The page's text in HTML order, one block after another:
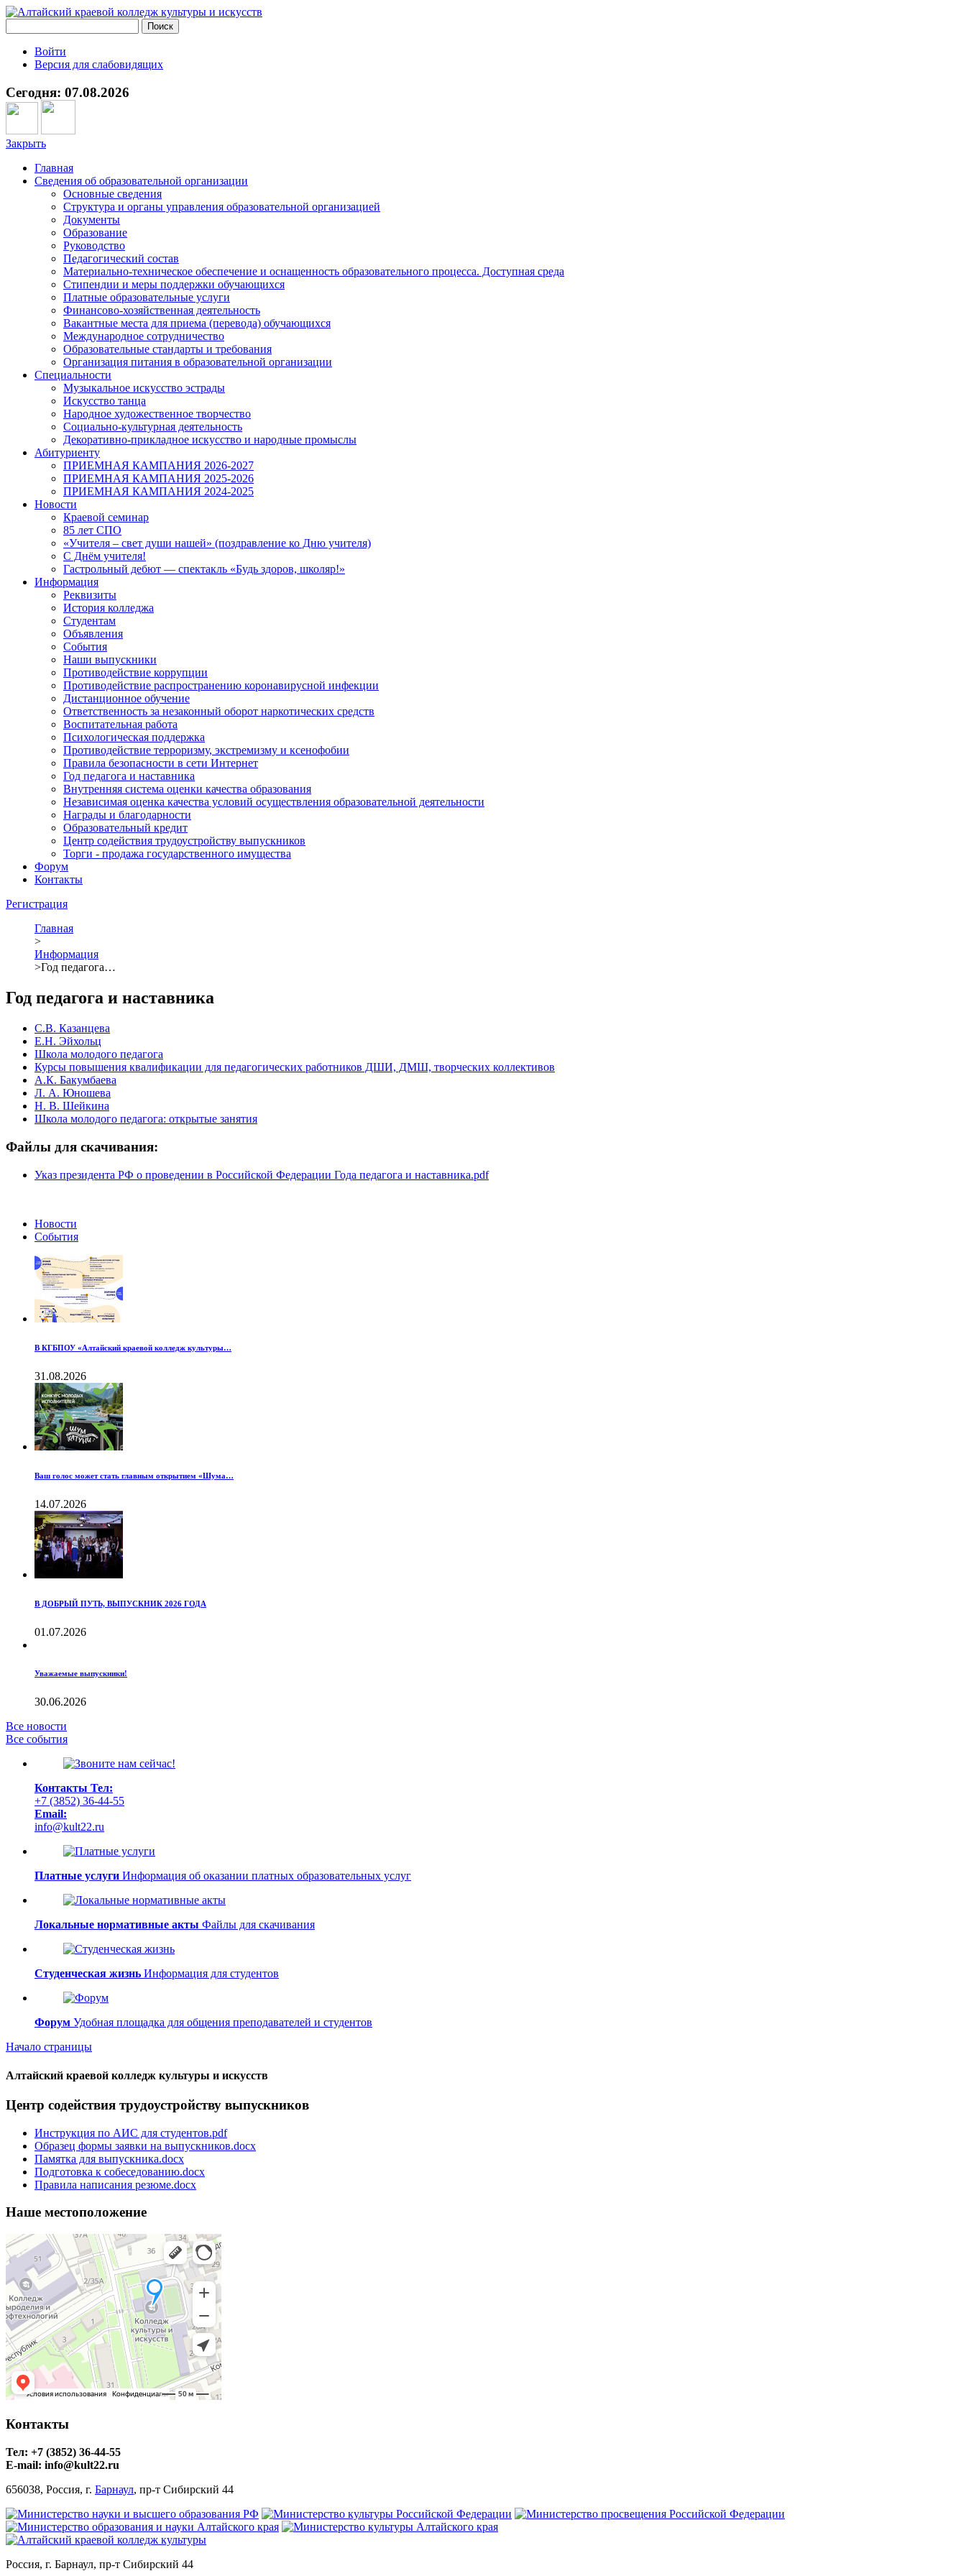
Войти
Версия для слабовидящих
Сегодня: 07.08.2026
Закрыть
Главная
Сведения об образовательной организации
Основные сведения
Структура и органы управления образовательной организацией
Документы
Образование
Руководство
Педагогический состав
Материально-техническое обеспечение и оснащенность образовательного процесса. Доступная среда
Стипендии и меры поддержки обучающихся
Платные образовательные услуги
Финансово-хозяйственная деятельность
Вакантные места для приема (перевода) обучающихся
Международное сотрудничество
Образовательные стандарты и требования
Организация питания в образовательной организации
Специальности
Музыкальное искусство эстрады
Искусство танца
Народное художественное творчество
Социально-культурная деятельность
Декоративно-прикладное искусство и народные промыслы
Абитуриенту
ПРИЕМНАЯ КАМПАНИЯ 2026-2027
ПРИЕМНАЯ КАМПАНИЯ 2025-2026
ПРИЕМНАЯ КАМПАНИЯ 2024-2025
Новости
Краевой семинар
85 лет СПО
«Учителя – свет души нашей» (поздравление ко Дню учителя)
С Днём учителя!
Гастрольный дебют — спектакль «Будь здоров, школяр!»
Информация
Реквизиты
История колледжа
Студентам
Объявления
События
Наши выпускники
Противодействие коррупции
Противодействие распространению коронавирусной инфекции
Дистанционное обучение
Ответственность за незаконный оборот наркотических средств
Воспитательная работа
Психологическая поддержка
Противодействие терроризму, экстремизму и ксенофобии
Правила безопасности в сети Интернет
Год педагога и наставника
Внутренняя система оценки качества образования
Независимая оценка качества условий осуществления образовательной деятельности
Награды и благодарности
Образовательный кредит
Центр содействия трудоустройству выпускников
Торги - продажа государственного имущества
Форум
Контакты
Регистрация
Главная
>
Информация
>Год педагога…
Год педагога и наставника
С.В. Казанцева
Е.Н. Эйхольц
Школа молодого педагога
Курсы повышения квалификации для педагогических работников ДШИ, ДМШ, творческих коллективов
А.К. Бакумбаева
Л. А. Юношева
Н. В. Шейкина
Школа молодого педагога: открытые занятия
Файлы для скачивания:
Указ президента РФ о проведении в Российской Федерации Года педагога и наставника.pdf
Новости
События
В КГБПОУ «Алтайский краевой колледж культуры…
31.08.2026
Ваш голос может стать главным открытием «Шума…
14.07.2026
В ДОБРЫЙ ПУТЬ, ВЫПУСКНИК 2026 ГОДА
01.07.2026
Уважаемые выпускники!
30.06.2026
Все новости
Все события
Контакты Тел:
+7 (3852) 36-44-55
Email:
info@kult22.ru
Платные услуги Информация об оказании платных образовательных услуг
Локальные нормативные акты Файлы для скачивания
Студенческая жизнь Информация для студентов
Форум Удобная площадка для общения преподавателей и студентов
Начало страницы
Алтайский краевой колледж культуры и искусств
Центр содействия трудоустройству выпускников
Инструкция по АИС для студентов.pdf
Образец формы заявки на выпускников.docx
Памятка для выпускника.docx
Подготовка к собеседованию.docx
Правила написания резюме.docx
Наше местоположение
Контакты
Тел: +7 (3852) 36-44-55
E-mail: info@kult22.ru
656038, Россия, г. Барнаул, пр-т Сибирский 44
Россия, г. Барнаул, пр-т Сибирский 44